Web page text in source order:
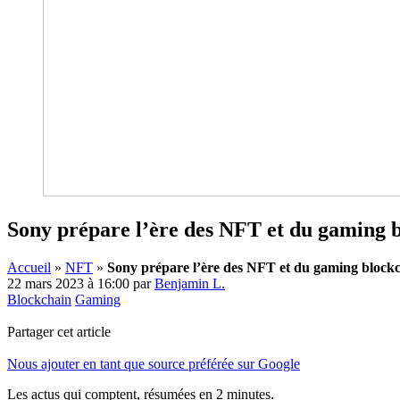
Sony prépare l’ère des NFT et du gaming
Accueil » NFT » Sony prépare l’ère des NFT et du gaming
22 mars 2023 à 16:00 parBenjamin L.
Blockchain Gaming
Partager cet article
Nous ajouter en tant que source préférée sur Google
Les actus qui comptent, résumées en 2 minutes.